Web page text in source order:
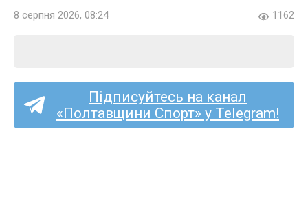
8 серпня 2026, 08:24 1162
Підписуйтесь на канал
«Полтавщини Спорт» у Telegram!